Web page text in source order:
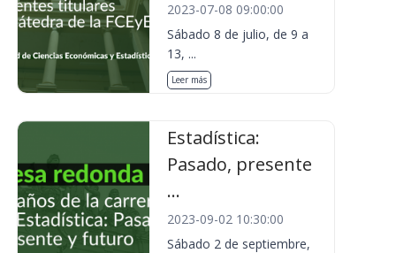
2023-07-08 09:00:00
Sábado 8 de julio, de 9 a
13, ...
Leer más
Estadística:
Pasado, presente
...
2023-09-02 10:30:00
Sábado 2 de septiembre,